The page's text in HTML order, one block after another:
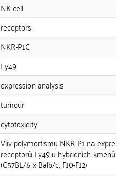
NK cell
receptors
NKR-P1C
Ly49
expression analysis
tumour
cytotoxicity
Vliv polymorfismu NKR-P1 na expresi
receptorů Ly49 u hybridních kmenů
(C57BL/6 x Balb/c, F10-F12)